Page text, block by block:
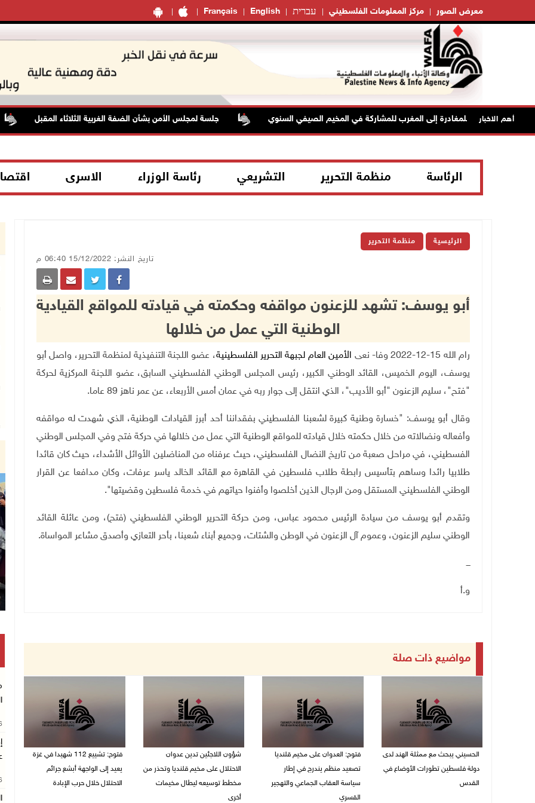
Français English עברית مركز المعلومات الفلسطيني معرض الصور
أهم الاخبار جلسة لمجلس الأمن بشأن الضفة الغربية الثلاثاء المقبل
الرئاسة منظمة التحرير التشريعي رئاسة الوزراء الاسرى
الرئيسية منظمة التحرير
تاريخ النشر: 15/12/2022 06:40 م
أبو يوسف: تشهد للزعنون مواقفه وحكمته في قيادته للمواقع القيادية
الوطنية التي عمل من خلالها
رام الله 15-12-2022 وفا- نعى الأمين العام لجبهة التحرير الفلسطينية، عضو اللجنة التنفيذية لمنظمة التحرير، واصل أبو
يوسف، اليوم الخميس، القائد الوطني الكبير، رئيس المجلس الوطني الفلسطيني السابق، عضو اللجنة المركزية لحركة
"فتح"، سليم الزعنون "أبو الأديب" ، الذي انتقل إلى جوار ربه في عمان أمس الأربعاء، عن عمر ناهز 89 عاما .
وقال أبو يوسف: "خسارة وطنية كبيرة لشعبنا الفلسطيني بفقداننا أحد أبرز القيادات الوطنية، الذي شهدت له مواقفه
وأفعاله ونضالاته من خلال حكمته خلال قيادته للمواقع الوطنية التي عمل من خلالها في حركة فتح وفي المجلس الوطني
الفسطيني، في مراحل صعبة من تاريخ النضال الفلسطيني، حيث عرفناه من المناضلين الأوائل الأشداء، حيث كان قائدا
طلابيا رائدا وساهم بتأسيس رابطة طلاب فلسطين في القاهرة مع القائد الخالد ياسر عرفات، وكان مدافعا عن القرار
الوطني الفلسطيني المستقل ومن الرجال الذين أخلصوا وأفنوا حياتهم في خدمة فلسطين وقضيتها".
وتقدم أبو يوسف من سيادة الرئيس محمود عباس، ومن حركة التحرير الوطني الفلسطيني (فتح)، ومن عائلة القائد
الوطني سليم الزعنون، وعموم آل الزعنون في الوطن والشتات، وجميع أبناء شعبنا، بأحر التعازي وأصدق مشاعر المواساة.
ـــ
و.أ
مواضيع ذات صلة
الحسيني يبحث مع ممثلة الهند لدى
دولة فلسطين تطورات الأوضاع في
القدس
فتوح: العدوان على مخيم قلنديا
تصعيد منظم يندرج في إطار
سياسة العقاب الجماعي والتهجير
القسري
شؤون اللاجئين تدين عدوان
الاحتلال على مخيم قلنديا وتحذر من
مخطط توسيعه ليطال مخيمات
أخرى
فتوح: تشييع 112 شهيدا في غزة
يعيد إلى الواجهة أبشع جرائم
الاحتلال خلال حرب الإبادة